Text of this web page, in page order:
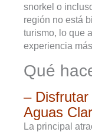
snorkel o
región no está
turismo, lo que
experiencia
Qué
–
Aguas
La principal